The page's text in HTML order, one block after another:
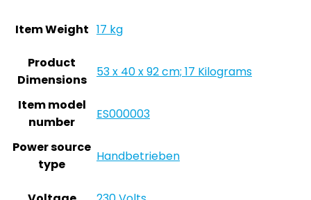
Item Weight ‎17 kg
Product
Dimensions
‎53 x 40 x 92 cm; 17 Kilograms
Item model
number
‎ES000003
Power source
type
‎Handbetrieben